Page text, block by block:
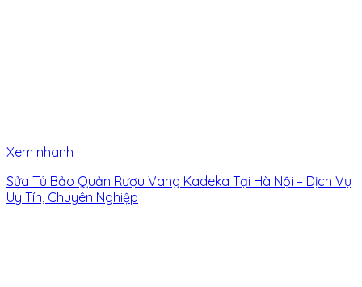
Xem nhanh
Sửa Tủ Bảo Quản Rượu Vang Kadeka Tại Hà Nội – Dịch Vụ
Uy Tín, Chuyên Nghiệp